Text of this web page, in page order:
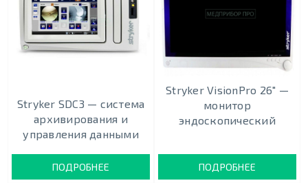
Stryker SDC3 — система
архивирования и
управления данными
ПОДРОБНЕЕ
Stryker VisionPro 26″ —
монитор
эндоскопический
ПОДРОБНЕЕ